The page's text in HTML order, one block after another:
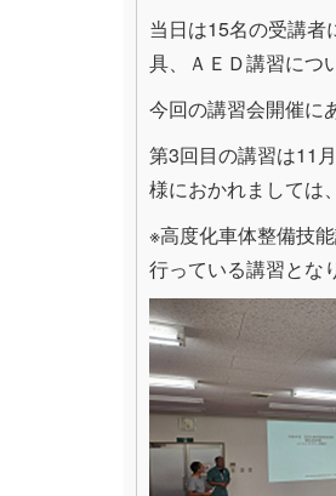
当日は15名の受講者
具、ＡＥＤ講習につ
今回の講習会開催に
第3回目の講習は11
様におかれましては
※高度化車体整備技
行っている講習とな